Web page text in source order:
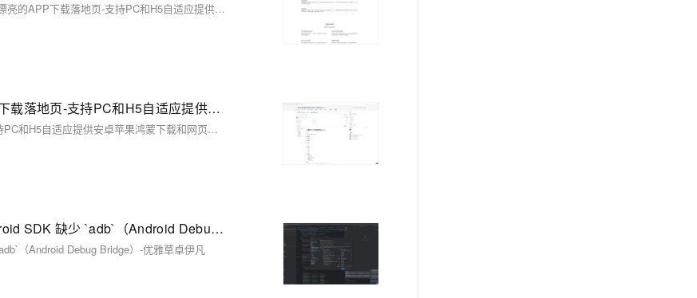
【06】优化完善落地页样式内容-精度优化-vue加vite开发实战-做一个非常漂亮的APP下载落地页-支持PC和H5自适应提供安卓苹果鸿蒙下载和网页端访问-优雅草卓伊凡
【01】首页建立-vue+vite开发实战-做一个非常漂亮的APP下载落地页-支持PC和H5自适应提供安卓苹果鸿蒙下载和网页端访问-优雅草卓伊凡
【01】首页建立-vue+vite开发实战-做一个非常漂亮的APP下载落地页-支持PC和H5自适应提供安卓苹果鸿蒙下载和网页端访问-优雅草卓伊凡
X Android SDK file not found: adb.安卓开发常见问题-Android SDK 缺少 `adb`（Android Debug Bridge）-优雅草卓伊凡
（Android Debug Bridge）-优雅草卓伊凡